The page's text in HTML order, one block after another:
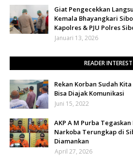
Giat Pengecekkan
Kemala Bhayangkari
Kapolres & PJU Polres
Januari 13, 2026
READER INTEREST
Rekan Korban Sudah
Bisa Diajak Komunikasi
Juni 15, 2022
AKP A M Purba
Narkoba Terungkap di
Diamankan
April 27, 2026